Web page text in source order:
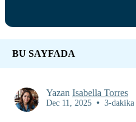
BU SAYFADA
Yazan Isabella Torres
Dec 11, 2025 • 3-dakika